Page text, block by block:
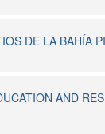
DE LA BAHÍA
AND